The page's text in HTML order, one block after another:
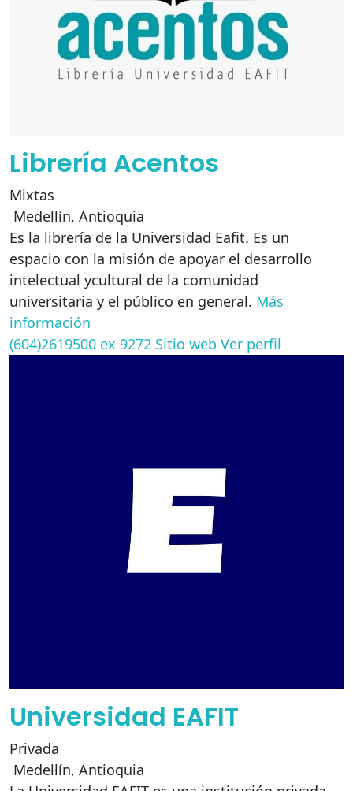
Librería Acentos
Mixtas
Medellín, Antioquia
Es la librería de la Universidad Eafit. Es un
espacio con la misión de apoyar el desarrollo
intelectual ycultural de la comunidad
universitaria y el público en general. Más
información
(604)2619500 ex 9272 Sitio web Ver perfil
Universidad EAFIT
Privada
Medellín, Antioquia